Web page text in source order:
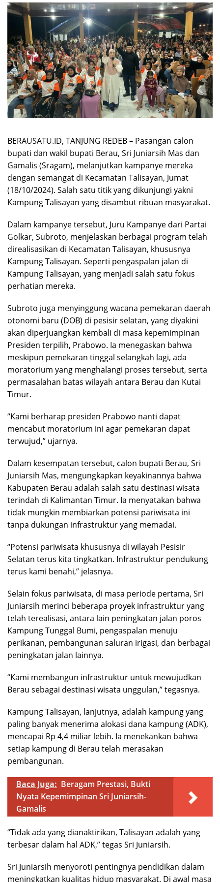
BERAUSATU.ID, TANJUNG REDEB – Pasangan calon
bupati dan wakil bupati Berau, Sri Juniarsih Mas dan
Gamalis (Sragam), melanjutkan kampanye mereka
dengan semangat di Kecamatan Talisayan, Jumat
(18/10/2024). Salah satu titik yang dikunjungi yakni
Kampung Talisayan yang disambut ribuan masyarakat.
Dalam kampanye tersebut, Juru Kampanye dari Partai
Golkar, Subroto, menjelaskan berbagai program telah
direalisasikan di Kecamatan Talisayan, khususnya
Kampung Talisayan. Seperti pengaspalan jalan di
Kampung Talisayan, yang menjadi salah satu fokus
perhatian mereka.
Subroto juga menyinggung wacana pemekaran daerah
otonomi baru (DOB) di pesisir selatan, yang diyakini
akan diperjuangkan kembali di masa kepemimpinan
Presiden terpilih, Prabowo. Ia menegaskan bahwa
meskipun pemekaran tinggal selangkah lagi, ada
moratorium yang menghalangi proses tersebut, serta
permasalahan batas wilayah antara Berau dan Kutai
Timur.
“Kami berharap presiden Prabowo nanti dapat
mencabut moratorium ini agar pemekaran dapat
terwujud,” ujarnya.
Dalam kesempatan tersebut, calon bupati Berau, Sri
Juniarsih Mas, mengungkapkan keyakinannya bahwa
Kabupaten Berau adalah salah satu destinasi wisata
terindah di Kalimantan Timur. Ia menyatakan bahwa
tidak mungkin membiarkan potensi pariwisata ini
tanpa dukungan infrastruktur yang memadai.
“Potensi pariwisata khususnya di wilayah Pesisir
Selatan terus kita tingkatkan. Infrastruktur pendukung
terus kami benahi,” jelasnya.
Selain fokus pariwisata, di masa periode pertama, Sri
Juniarsih merinci beberapa proyek infrastruktur yang
telah terealisasi, antara lain peningkatan jalan poros
Kampung Tunggal Bumi, pengaspalan menuju
perikanan, pembangunan saluran irigasi, dan berbagai
peningkatan jalan lainnya.
“Kami membangun infrastruktur untuk mewujudkan
Berau sebagai destinasi wisata unggulan,” tegasnya.
Kampung Talisayan, lanjutnya, adalah kampung yang
paling banyak menerima alokasi dana kampung (ADK),
mencapai Rp 4,4 miliar lebih. Ia menekankan bahwa
setiap kampung di Berau telah merasakan
pembangunan.
Baca Juga: Beragam Prestasi, Bukti
Nyata Kepemimpinan Sri Juniarsih-
Gamalis
“Tidak ada yang dianaktirikan, Talisayan adalah yang
terbesar dalam hal ADK,” tegas Sri Juniarsih.
Sri Juniarsih menyoroti pentingnya pendidikan dalam
meningkatkan kualitas hidup masyarakat. Di awal masa